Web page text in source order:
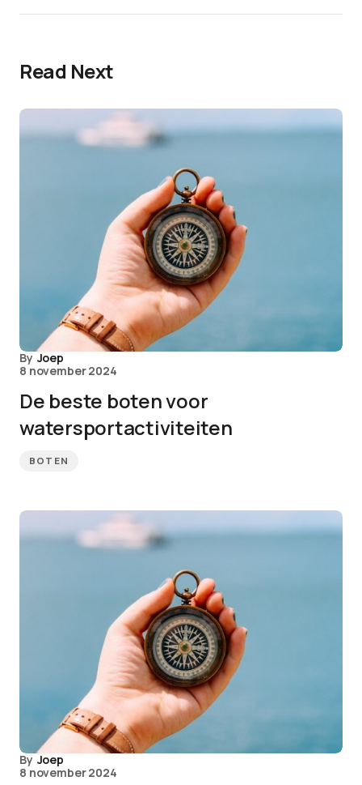
Read Next
By Joep
8 november 2024
De beste boten voor
watersportactiviteiten
BOTEN
By Joep
8 november 2024